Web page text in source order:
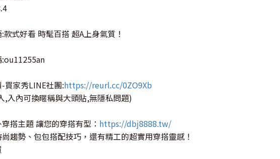
款式好看 時髦百搭 超A上身氣質！
買家秀LINE社團:https://reurl.cc/0ZO9Xb
,入內可換暱稱與大頭貼,無隱私問題)
搭主題 讓您的穿搭有型： https://dbj8888.tw/
趨勢、包包搭配技巧，還有精工的超實用穿搭靈感！